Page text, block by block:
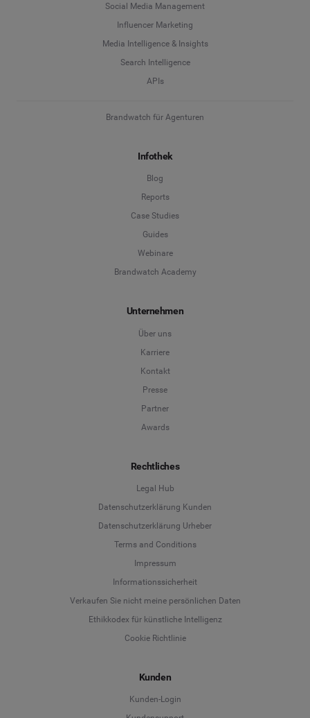
Social Media Management
Influencer Marketing
Media Intelligence & Insights
Search Intelligence
APIs
Brandwatch für Agenturen
Infothek
Blog
Reports
Case Studies
Guides
Webinare
Brandwatch Academy
Unternehmen
Über uns
Karriere
Kontakt
Presse
Partner
Awards
Rechtliches
Legal Hub
Datenschutzerklärung Kunden
Datenschutzerklärung Urheber
Terms and Conditions
Impressum
Informationssicherheit
Verkaufen Sie nicht meine persönlichen Daten
Ethikkodex für künstliche Intelligenz
Cookie Richtlinie
Kunden
Kunden-Login
Deutsch
English